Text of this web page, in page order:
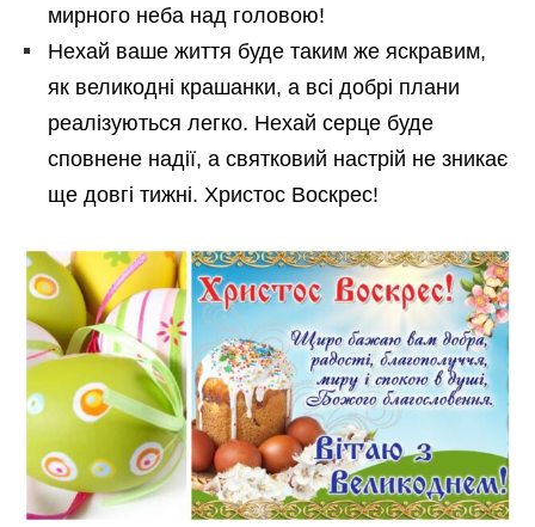
мирного неба над головою!
Нехай ваше життя буде таким же яскравим,
як великодні крашанки, а всі добрі плани
реалізуються легко. Нехай серце буде
сповнене надії, а святковий настрій не зникає
ще довгі тижні. Христос Воскрес!